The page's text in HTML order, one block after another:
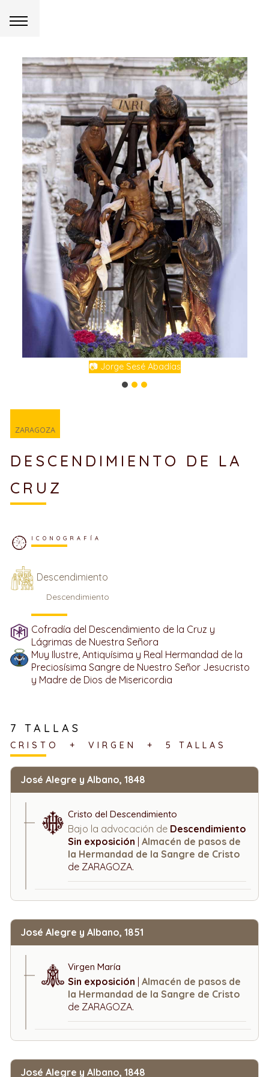
📷 Jorge Sesé Abadías
ZARAGOZA
DESCENDIMIENTO DE LA
CRUZ
ICONOGRAFÍA
Descendimiento
Descendimiento
Cofradía del Descendimiento de la Cruz y
Lágrimas de Nuestra Señora
Muy Ilustre, Antiquísima y Real Hermandad de la
Preciosísima Sangre de Nuestro Señor Jesucristo
y Madre de Dios de Misericordia
7 TALLAS
CRISTO + VIRGEN + 5 TALLAS
José Alegre y Albano, 1848
Cristo del Descendimiento
Bajo la advocación de Descendimiento
Sin exposición Almacén de pasos de
la Hermandad de la Sangre de Cristo
de ZARAGOZA.
José Alegre y Albano, 1851
Virgen María
Sin exposición Almacén de pasos de
la Hermandad de la Sangre de Cristo
de ZARAGOZA.
José Alegre y Albano, 1848